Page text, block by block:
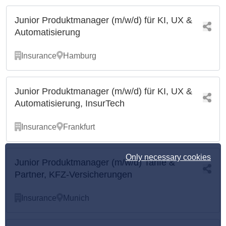
Only necessary cookies
Junior Produktmanager (m/w/d) für KI, UX &
Automatisierung
Insurance Hamburg
Junior Produktmanager (m/w/d) für KI, UX &
Automatisierung, InsurTech
Insurance Frankfurt
Junior Produktmanager (m/w/d) Tarife &
Partner, KFZ-Versicherungen
Insurance Munich